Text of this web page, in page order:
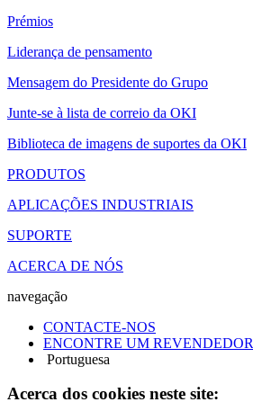
Prémios
Liderança de pensamento
Mensagem do Presidente do Grupo
Junte-se à lista de correio da OKI
Biblioteca de imagens de suportes da OKI
PRODUTOS
APLICAÇÕES INDUSTRIAIS
SUPORTE
ACERCA DE NÓS
navegação
CONTACTE-NOS
ENCONTRE UM REVENDEDOR
Portuguesa
Acerca dos cookies neste site: